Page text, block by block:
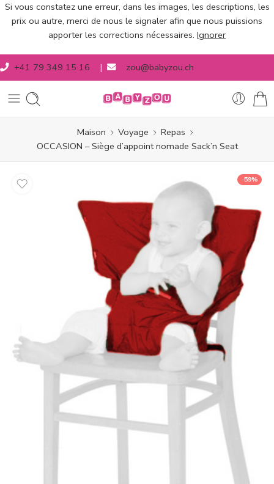
Si vous constatez une erreur, dans les images, les descriptions, les
prix ou autre, merci de nous le signaler afin que nous puissions
apporter les corrections nécessaires. Ignorer
+41 79 349 15 16 | zou@babyzou.ch
Maison Voyage
Repas
OCCASION – Siège d’appoint nomade Sack’n Seat
-59%